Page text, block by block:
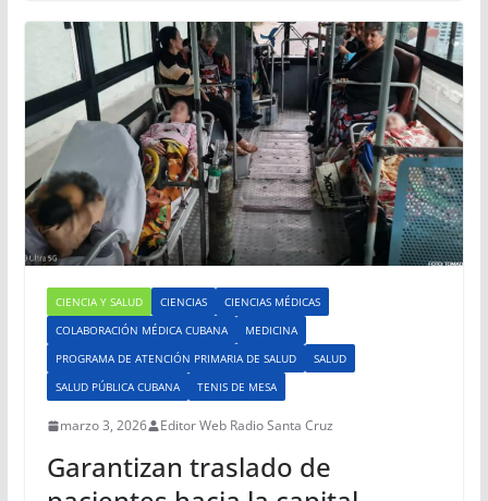
CIENCIA Y SALUD CIENCIAS
CIENCIAS MÉDICAS
COLABORACIÓN MÉDICA CUBANA
MEDICINA
PROGRAMA DE ATENCIÓN PRIMARIA DE SALUD
SALUD
SALUD PÚBLICA CUBANA
TENIS DE MESA
marzo 3, 2026 Editor Web Radio Santa Cruz
Garantizan traslado de